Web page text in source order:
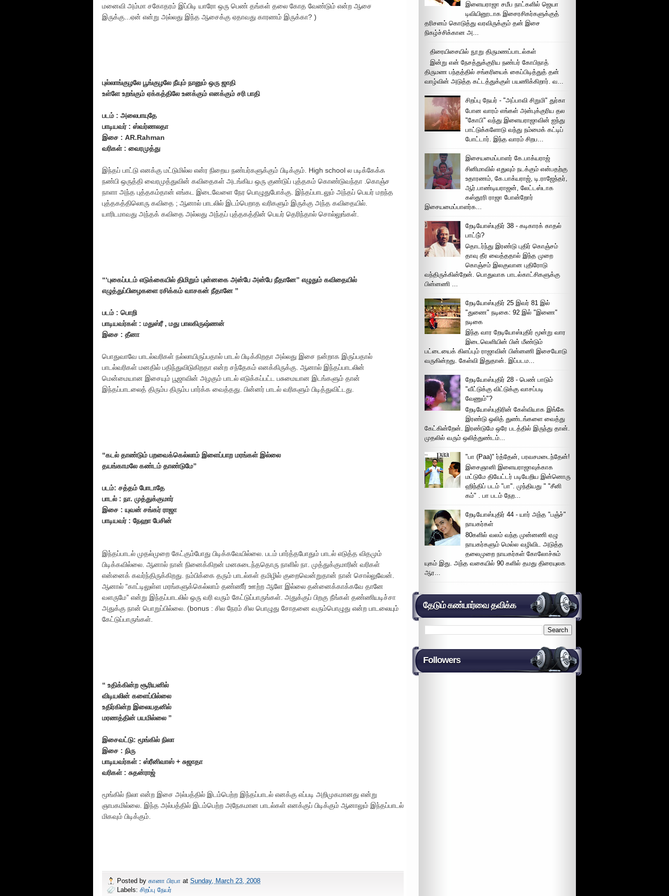
மனைவி அம்மா சகோதரம் இப்பிடி யாரோ ஒரு பெண் தங்கள் தலை கோத வேண்டும் என்ற ஆசை
இருக்கு...ஏன் என்று அல்லது இந்த ஆசைக்கு ஏதாவது காரணம் இருக்கா? )
புல்லாங்குழலே பூங்குழலே நீயும் நானும் ஒரு ஜாதி
உள்ளே உறங்கும் ஏக்கத்திலே உனக்கும் எனக்கும் சரி பாதி
படம் : அலைபாயுதே
பாடியவர் : ஸ்வர்ணலதா
இசை : AR.Rahman
வரிகள் : வைரமுத்து
இந்தப் பாட்டு எனக்கு மட்டுமில்ல என்ர நிறைய நண்பர்களுக்கும் பிடிக்கும். High school ல படிக்கேக்க
நண்பி ஒருத்தி வைரமுத்துவின் கவிதைகள் அடங்கிய ஒரு குண்டுப் புத்தகம் கொண்டுவந்தா .கொஞ்ச
நாளா அந்த புத்தகம்தான் எங்கட இடைவேளை நேர பொழுதுபோக்கு. இந்தப்பாடலும் அந்தப் பெயர் மறந்த
புத்தகத்திலொரு கவிதை ; ஆனால் பாடலில் இடம்பெறாத வரிகளும் இருக்கு அந்த கவிதையில்.
யாரிடமாவது அந்தக் கவிதை அல்லது அந்தப் புத்தகத்தின் பெயர் தெரிந்தால் சொல்லுங்கள்.
“‘புகைப்படம் எடுக்கையில் திமிறும் புன்னகை அன்பே அன்பே நீதானே” எழுதும் கவிதையில்
எழுத்துப்பிழைகளை ரசிக்கம் வாசகன் நீதானே ”
படம் : பொறி
பாடியவர்கள் : மதுஸ்ரீ , மது பாலகிருஷ்ணன்
இசை : தீனா
பொதுவாவே பாடல்வரிகள் நல்லாயிருப்பதால் பாடல் பிடிக்கிறதா அல்லது இசை நன்றாக இருப்பதால்
பாடல்வரிகள் மனதில் பதிந்துவிடுகிறதா என்ற சந்தேகம் எனக்கிருக்கு. ஆனால் இந்தப்பாடலின்
மென்மையான இசையும் பூஜாவின் அழகும் பாடல் எடுக்கப்பட்ட பசுமையான இடங்களும் தான்
இந்தப்பாடலைத் திரும்ப திரும்ப பார்க்க வைத்தது. பின்னர் பாடல் வரிகளும் பிடித்துவிட்டது.
“கடல் தாண்டும் பறவைக்கெல்லாம் இளைப்பாற மரங்கள் இல்லை
தயங்காமலே கண்டம் தாண்டுமே”
படம்: சத்தம் போடாதே
பாடல் : நா. முத்துக்குமார்
இசை : யுவன் சங்கர் ராஜா
பாடியவர் : நேஹா பேசின்
இந்தப்பாடல் முதல்முறை கேட்கும்போது பிடிக்கவேயில்லை. படம் பார்த்தபோதும் பாடல் எடுத்த விதமும்
பிடிக்கவில்லை. ஆனால் நான் நினைக்கிறன் மனசுடைந்ததொரு நாளில் நா. முத்துக்குமாரின் வரிகள்
என்னைக் கவர்ந்திருக்கிறது. நம்பிக்கை தரும் பாடல்கள் தமிழில் குறைவென்றுதான் நான் சொல்லுவேன்.
ஆனால் “காட்டிலுள்ள மரங்களுக்கெல்லாம் தண்ணீர் ஊற்ற ஆளே இல்லை தன்னைக்காக்கவே தானே
வளருமே” என்று இந்தப்பாடலில் ஒரு வரி வரும் கேட்டுப்பாருங்கள். அதுக்குப் பிறகு நீங்கள் தண்ணியடிச்சா
அதுக்கு நான் பொறுப்பில்லை. (bonus : சில நேரம் சில பொழுது சோதனை வரும்பொழுது என்ற பாடலையும்
கேட்டுப்பாருங்கள்.
“ உதிக்கின்ற சூரியனில்
விடியலின் களைப்பில்லை
உதிர்கின்ற இலையதனில்
மரணத்தின் பயமில்லை ”
இசைவட்டு: மூங்கில் நிலா
இசை : நிரு
பாடியவர்கள் : ஸ்ரீனிவாஸ் + சுஜாதா
வரிகள் : சுதன்ராஜ்
மூங்கில் நிலா என்ற இசை அல்பத்தில் இடம்பெற்ற இந்தப்பாடல் எனக்கு எப்படி அறிமுகமானது என்று
ஞாபகமில்லை. இந்த அல்பத்தில் இடம்பெற்ற அநேகமான பாடல்கள் எனக்குப் பிடிக்கும் ஆனாலும் இந்தப்பாடல்
மிகவும் பிடிக்கும்.
Posted by கானா பிரபா at Sunday, March 23, 2008
Labels: சிறப்பு நேயர்
இளையராஜா சமீப நாட்களில் ஜெயா
டிவியினூடாக இசைரசிகர்களுக்குத்
தரிசனம் கொடுத்து வரவிருக்கும் தன் இசை
நிகழ்ச்சிக்கான அ...
திரையிசையில் நூறு திருமணப்பாடல்கள்
இன்று என் நேசத்துக்குரிய நண்பர் கோபிநாத்
திருமண பந்தத்தில் சங்கரியைக் கைப்பிடித்துத் தன்
வாழ்வின் அடுத்த கட்டத்துக்குள் பயணிக்கிறார். வ...
சிறப்பு நேயர் - "அப்பாவி சிறுமி" துர்கா
போன வாரம் எங்கள் அன்புக்குரிய தல
"கோபி" வந்து இளையராஜாவின் ஐந்து
பாட்டுக்களோடு வந்து நம்மைக் கட்டிப்
போட்டார். இந்த வாரம் சிறப...
இசையமைப்பாளர் கே.பாக்யராஜ்
சினிமாவில் எதுவும் நடக்கும் என்பதற்கு
உதாரணம், கே.பாக்யராஜ், டி.ராஜேந்தர்,
ஆர்.பாண்டியராஜன், லேட்டஸ்டாக
கஸ்தூரி ராஜா போன்றோர்
இசையமைப்பாளர்க...
றேடியோஸ்புதிர் 38 - கடிகாரக் காதல்
பாட்டு்?
தொடர்ந்து இரண்டு புதிர் கொஞ்சம்
தாவு தீர வைத்ததால் இந்த முறை
கொஞ்சம் இலகுவான புதிரோடு
வந்திருக்கின்றேன். பொதுவாக பாடல்காட்சிகளுக்கு
பின்னணி ...
றேடியோஸ்புதிர் 25 இவர் 81 இல்
"துணை" நடிகை: 92 இல் "இணை"
நடிகை
இந்த வார றேடியோஸ்புதிர் மூன்று வார
இடைவெளியின் பின் மீண்டும்
பட்டையைக் கிளப்பும் ராஜாவின் பின்னணி இசையோடு
வருகின்றது. கேள்வி இதுதான். இப்படம...
றேடியோஸ்புதிர் 28 - பெண் பாடும்
"வீட்டுக்கு விட்டுக்கு வாசப்படி
வேணும்"?
றேடியோஸ்புதிரின் கேள்வியாக இங்கே
இரண்டு ஒலித் துண்டங்களை வைத்து
கேட்கின்றேன். இரண்டுமே ஒரே படத்தில் இருந்து தான்.
முதலில் வரும் ஒலித்துண்டம்...
"பா (Paa)" ர்த்தேன், பரவசமடைந்தேன்!
இசைஞானி இளையராஜாவுக்காக
மட்டுமே தியேட்டர் படியேறிய இன்னொரு
ஹிந்திப் படம் "பா". முந்தியது " "சீனி
கம்" . பா படம் நேற...
றேடியோஸ்புதிர் 44 - யார் அந்த "பஞ்ச்"
நாயகர்கள்
80களில் வலம் வந்த முன்னணி ஏழு
நாயகர்களும் மெல்ல வழிவிட அடுத்த
தலைமுறை நாயகர்கள் கோலோச்சும்
யுகம் இது. அந்த வகையில் 90 களில் தமது திரையுலக
ஆர...
தேடும் கண்பார்வை தவிக்க
Followers